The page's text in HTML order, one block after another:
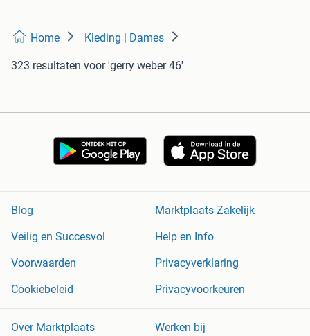
Home Kleding | Dames
323 resultaten voor 'gerry weber 46'
Blog
Marktplaats Zakelijk
Veilig en Succesvol
Help en Info
Voorwaarden
Privacyverklaring
Cookiebeleid
Privacyvoorkeuren
Over Marktplaats Werken bij